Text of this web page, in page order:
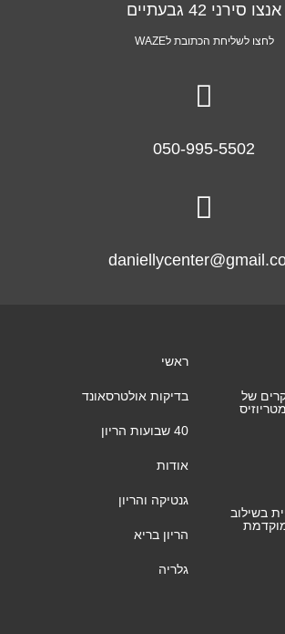
אנצו סירני 42 גבעתיים
לחצו לשליחת הכתובת לWAZE

050-995-5502

של
בשילוב
ראשי
בדיקות אולטרסאונד
40 שבועות הריון
אודות
גנטיקה והריון
הריון בריא
גלריה